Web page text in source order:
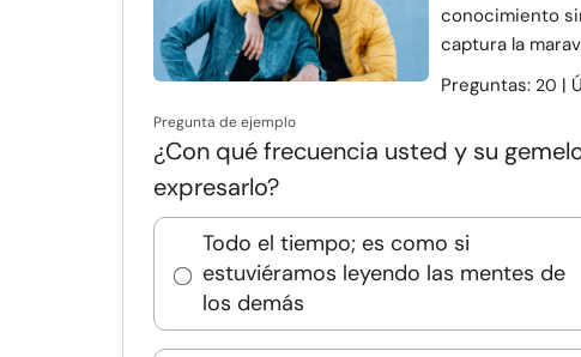
conocimiento
captura la
Preguntas: 20 |
Pregunta de ejemplo
¿Con qué frecuencia usted y su
expresarlo?
Todo el tiempo; es como si
estuviéramos leyendo las mentes de
los demás